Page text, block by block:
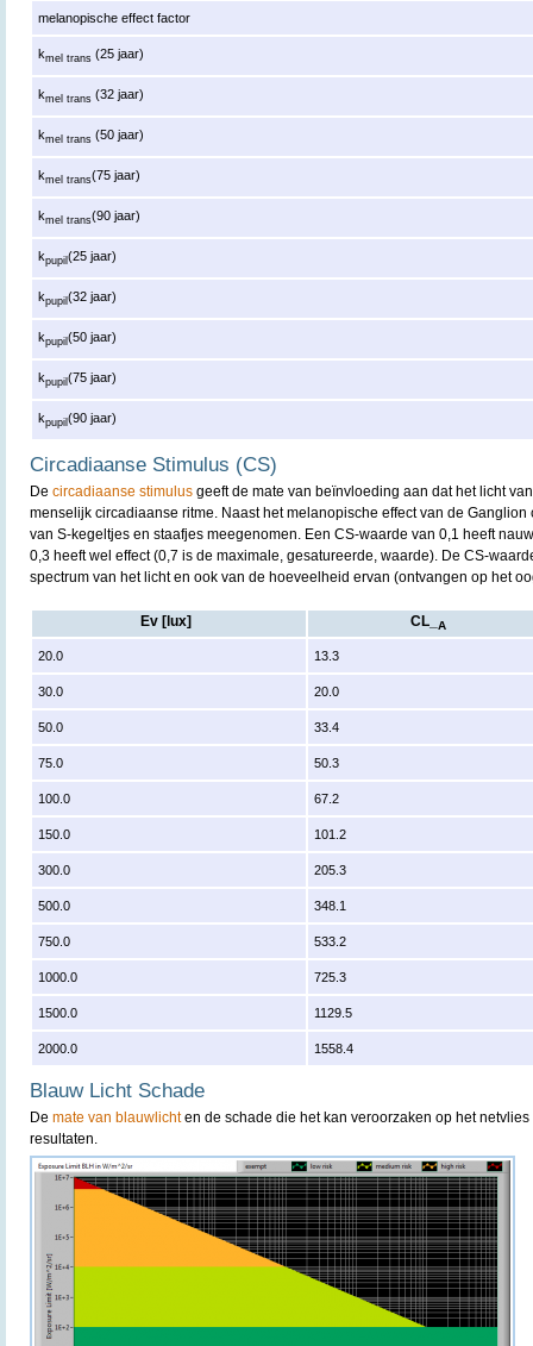
melanopische effect factor
kmel trans (25 jaar)
kmel trans (32 jaar)
kmel trans (50 jaar)
kmel trans(75 jaar)
kmel trans(90 jaar)
kpupil(25 jaar)
kpupil(32 jaar)
kpupil(50 jaar)
kpupil(75 jaar)
kpupil(90 jaar)
Circadiaanse Stimulus (CS)
De circadiaanse stimulus geeft de mate van beïnvloeding aan dat het licht
menselijk circadiaanse ritme. Naast het melanopische effect van de
van S-kegeltjes en staafjes meegenomen. Een CS-waarde van 0,1 heeft
0,3 heeft wel effect (0,7 is de maximale, gesatureerde, waarde). De CS-
spectrum van het licht en ook van de hoeveelheid ervan (ontvangen op het
Ev [lux] CL_ A
20.0 13.3
30.0 20.0
50.0 33.4
75.0 50.3
100.0 67.2
150.0 101.2
300.0 205.3
500.0 348.1
750.0 533.2
1000.0 725.3
1500.0 1129.5
2000.0 1558.4
Blauw Licht Schade
De mate van blauwlichten de schade die het kan veroorzaken op het
resultaten.